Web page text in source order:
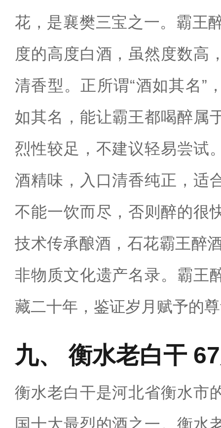
花，是襄樊三宝之一。霸王
度的高度白酒，虽然度数高
清香型。正所谓“酒如其名”
如其名，能让霸王都喝醉属
烈性较足，不建议轻易尝试
酒精味，入口清香纯正，适
不能一饮而尽，否则醉的很
技术传承酿酒，石花霸王醉
非物质文化遗产名录。霸王
藏二十年，鉴证岁月赋予的
衡水老白干
衡水老白干是河北省衡水市
国十大最烈的酒之一。衡水